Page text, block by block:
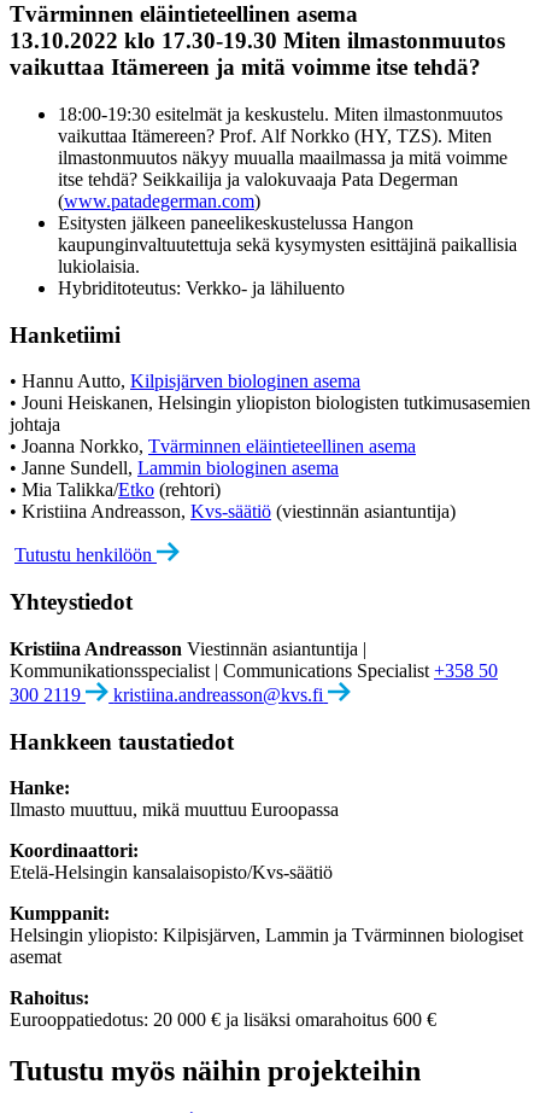
Tvärminnen eläintieteellinen asema
13.10.2022 klo 17.30-19.30 Miten ilmastonmuutos
vaikuttaa Itämereen ja mitä voimme itse tehdä?
18:00-19:30 esitelmät ja keskustelu. Miten ilmastonmuutos
vaikuttaa Itämereen? Prof. Alf Norkko (HY, TZS). Miten
ilmastonmuutos näkyy muualla maailmassa ja mitä voimme
itse tehdä? Seikkailija ja valokuvaaja Pata Degerman
(www.patadegerman.com)
Esitysten jälkeen paneelikeskustelussa Hangon
kaupunginvaltuutettuja sekä kysymysten esittäjinä paikallisia
lukiolaisia.
Hybriditoteutus: Verkko- ja lähiluento
Hanketiimi
• Hannu Autto, Kilpisjärven biologinen asema
• Jouni Heiskanen, Helsingin yliopiston biologisten tutkimusasemien
johtaja
• Joanna Norkko, Tvärminnen eläintieteellinen asema
• Janne Sundell, Lammin biologinen asema
• Mia Talikka/Etko (rehtori)
• Kristiina Andreasson, Kvs-säätiö (viestinnän asiantuntija)
Tutustu henkilöön
Yhteystiedot
Kristiina Andreasson Viestinnän asiantuntija |
Kommunikationsspecialist | Communications Specialist +358 50
300 2119
kristiina.andreasson@kvs.fi
Hankkeen taustatiedot
Hanke:
Ilmasto muuttuu, mikä muuttuu Euroopassa
Koordinaattori:
Etelä-Helsingin kansalaisopisto/Kvs-säätiö
Kumppanit:
Helsingin yliopisto: Kilpisjärven, Lammin ja Tvärminnen biologiset
asemat
Rahoitus:
Eurooppatiedotus: 20 000 € ja lisäksi omarahoitus 600 €
Tutustu myös näihin projekteihin